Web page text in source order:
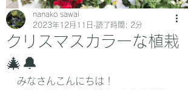
クリスマスカラーな植栽
🎄🔔
nanako sawai
2023年12月11日 読了時間: 2分
みなさんこんにちは！